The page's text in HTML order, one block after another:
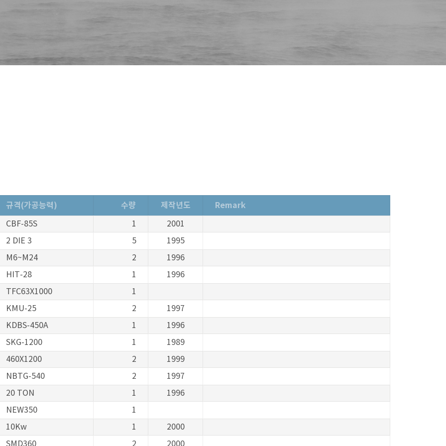
규격(가공능력) 수량 제작년도 Remark
NEW350
1
10Kw
1
2000
SMD360
2 2000
CBF-85S 1
2001
2 DIE 3
5
1995
M6~M24
2
1996
HIT-28
1
1996
TFC63X1000
1
KMU-25
2
1997
KDBS-450A
1
1996
SKG-1200
1
1989
460X1200
2
1999
NBTG-540
2
1997
20 TON
1 1996